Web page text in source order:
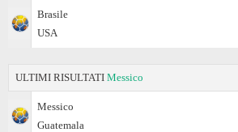
Brasile
USA
ULTIMI RISULTATI Messico
Messico
Guatemala